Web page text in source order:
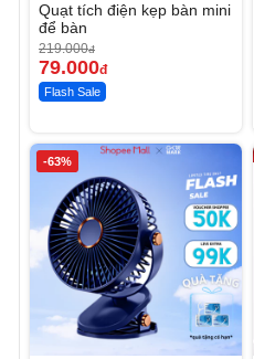
Quạt tích điện kẹp bàn mini
để bàn
219.000đ
79.000đ
Flash Sale
-63%